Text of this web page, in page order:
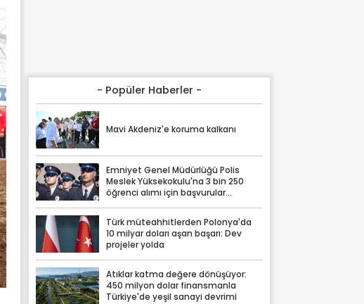
- Popüler Haberler -
Mavi Akdeniz'e koruma kalkanı
Emniyet Genel Müdürlüğü Polis
Meslek Yüksekokulu'na 3 bin 250
öğrenci alımı için başvurular
Türk müteahhitlerden Polonya'da
10 milyar doları aşan başarı: Dev
projeler yolda
Atıklar katma değere dönüşüyor:
450 milyon dolar finansmanla
Türkiye'de yeşil sanayi devrimi